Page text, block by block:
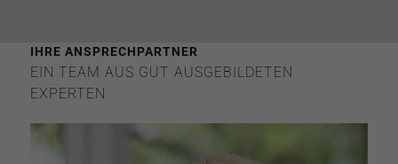
IHRE ANSPRECHPARTNER
EIN TEAM AUS GUT AUSGEBILDETEN
EXPERTEN